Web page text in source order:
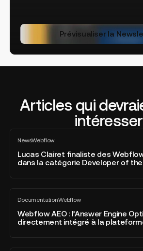
Prévisualiser la
Articles qui
intéresser
NewsWebflow
Tout
voir
Lucas Clairet finaliste des
dans la catégorie Developer of
Clairet
finaliste
des
catégorie
Developer
of
DocumentationWebflow
Tout
voir
Webflow AEO : l’Answer Engine
directement intégré à la
AEO
l’Answer